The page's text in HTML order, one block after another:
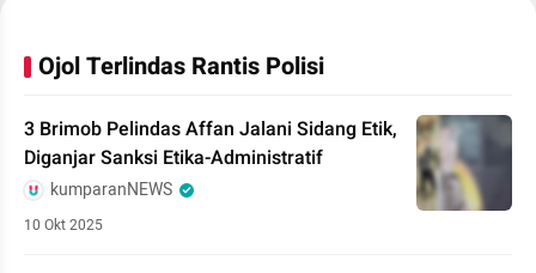
Ojol Terlindas Rantis Polisi
3 Brimob Pelindas Affan Jalani Sidang Etik,
Diganjar Sanksi Etika-Administratif
kumparanNEWS
10 Okt 2025